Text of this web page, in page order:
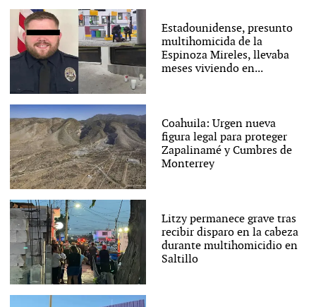
Estadounidense, presunto
multihomicida de la
Espinoza Mireles, llevaba
meses viviendo en...
Coahuila: Urgen nueva
figura legal para proteger
Zapalinamé y Cumbres de
Monterrey
Litzy permanece grave tras
recibir disparo en la cabeza
durante multihomicidio en
Saltillo